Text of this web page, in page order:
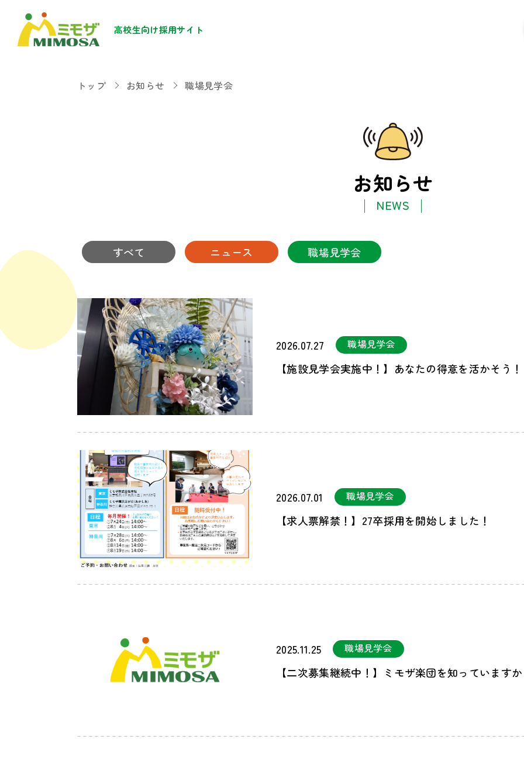
高校生向け採用サイト
トップ お知らせ 職場見学会
お知らせ
NEWS
すべて ニュース 職場見学会
2026.07.27 職場見学会
【施設見学会実施中！】あなたの得意を活かそう！
2026.07.01 職場見学会
【求人票解禁！】27卒採用を開始しました！
2025.11.25 職場見学会
【二次募集継続中！】ミモザ楽団を知っています